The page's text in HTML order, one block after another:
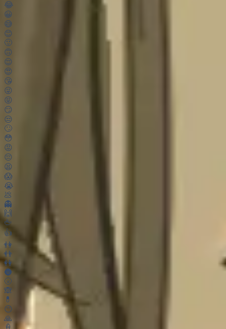
😂
😀
😅
😊
🙂
🙃
😌
😍
😘
😜
😝
😏
😒
🙄
😳
😡
😔
😫
😱
😭
💩
👻
🙌
🖕
👍
👫
👬
👭
🌚
🌝
🙈
💊
😶
🙏